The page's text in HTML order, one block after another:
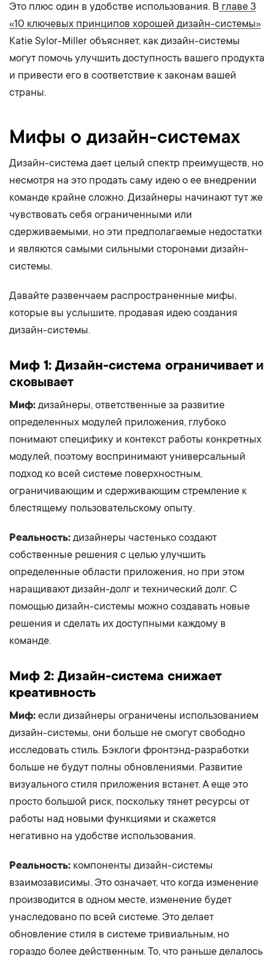
Это плюс один в удобстве использования. В главе 3
«10 ключевых принципов хорошей дизайн-системы»
Katie Sylor-Miller объясняет, как дизайн-системы
могут помочь улучшить доступность вашего продукта
и привести его в соответствие к законам вашей
страны.
Мифы о дизайн-системах
Дизайн-система дает целый спектр преимуществ, но
несмотря на это продать саму идею о ее внедрении
команде крайне сложно. Дизайнеры начинают тут же
чувствовать себя ограниченными или
сдерживаемыми, но эти предполагаемые недостатки
и являются самыми сильными сторонами дизайн-
системы.
Давайте развенчаем распространенные мифы,
которые вы услышите, продавая идею создания
дизайн-системы.
Миф 1: Дизайн-система ограничивает и
сковывает
Миф: дизайнеры, ответственные за развитие
определенных модулей приложения, глубоко
понимают специфику и контекст работы конкретных
модулей, поэтому воспринимают универсальный
подход ко всей системе поверхностным,
ограничивающим и сдерживающим стремление к
блестящему пользовательскому опыту.
Реальность: дизайнеры частенько создают
собственные решения с целью улучшить
определенные области приложения, но при этом
наращивают дизайн-долг и технический долг. С
помощью дизайн-системы можно создавать новые
решения и сделать их доступными каждому в
команде.
Миф 2: Дизайн-система снижает
креативность
Миф: если дизайнеры ограничены использованием
дизайн-системы, они больше не смогут свободно
исследовать стиль. Бэклоги фронтэнд-разработки
больше не будут полны обновлениями. Развитие
визуального стиля приложения встанет. А еще это
просто большой риск, поскольку тянет ресурсы от
работы над новыми функциями и скажется
негативно на удобстве использования.
Реальность: компоненты дизайн-системы
взаимозависимы. Это означает, что когда изменение
производится в одном месте, изменение будет
унаследовано по всей системе. Это делает
обновление стиля в системе тривиальным, но
гораздо более действенным. То, что раньше делалось